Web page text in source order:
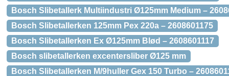
Bosch Slibetallerk Multiindustri Ø125mm Medium –
Bosch Slibetallerken 125mm Pex 220a – 2608601175
Bosch Slibetallerken Ex Ø125mm Blød – 2608601117
Bosch slibetallerken excentersliber Ø125 mm
Bosch Slibetallerken M/9huller Gex 150 Turbo –